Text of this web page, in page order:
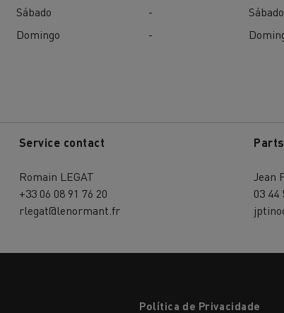
Sábado
-
Domingo
-
Sábado
Service contact
Romain LEGAT
+33 06 08 91 76 20
rlegat@lenormant.fr
Jean
03 44
Política de Privacidade